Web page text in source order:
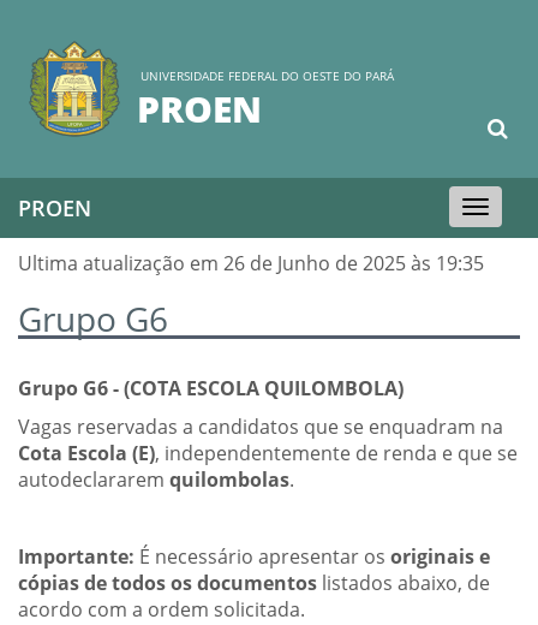
UNIVERSIDADE FEDERAL DO OESTE DO PARÁ
PROEN
Toggle
navigation
PROEN
Ultima atualização em 26 de Junho de 2025 às 19:35
Grupo G6
Grupo G6 - (COTA ESCOLA QUILOMBOLA)
Vagas reservadas a candidatos que se enquadram na
Cota Escola (E), independentemente de renda e que se
autodeclararem quilombolas.
Importante: É necessário apresentar os originais e
cópias de todos os documentos listados abaixo, de
acordo com a ordem solicitada.